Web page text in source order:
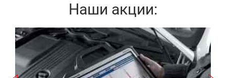
Наши акции:
Записаться